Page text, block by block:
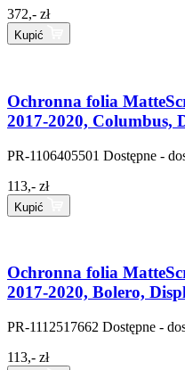
372,- zł
Kupić
Ochronna folia
2017-2020, Columbus,
PR-1106405501 Dostępne -
113,- zł
Kupić
Ochronna folia
2017-2020, Bolero,
PR-1112517662 Dostępne -
113,- zł